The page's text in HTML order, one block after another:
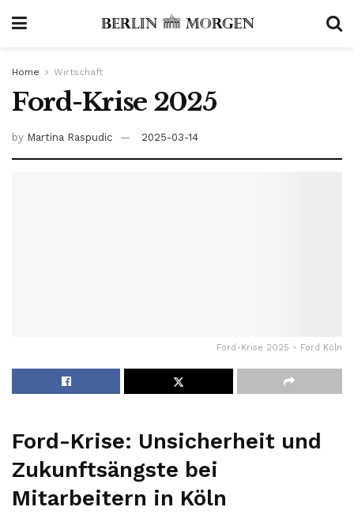
Home Wirtschaft
Ford-Krise 2025
by Martina Raspudic 2025-03-14
Ford-Krise 2025 - Ford Köln
Ford-Krise: Unsicherheit und
Zukunftsängste bei
Mitarbeitern in Köln